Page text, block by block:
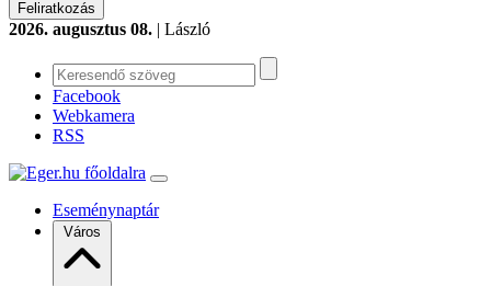
2026. augusztus 08. | László
Facebook
Webkamera
RSS
Eseménynaptár
Város